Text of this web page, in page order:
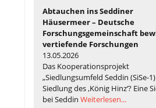
Abtauchen ins Seddiner
Häusermeer – Deutsche
Forschungsgemeinschaft
vertiefende Forschungen
13.05.2026
Das Kooperationsprojekt
„Siedlungsumfeld Seddin (SiSe-
Siedlung des ‚König Hinz‘? Eine
bei Seddin Weiterlesen...